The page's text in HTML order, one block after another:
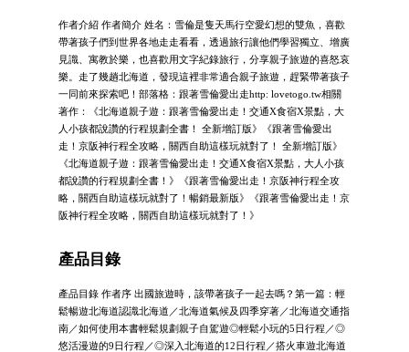
作者介紹 作者簡介 姓名：雪倫是隻天馬行空愛幻想的雙魚，喜歡
帶著孩子們到世界各地走走看看，透過旅行讓他們學習獨立、增廣
見識、寓教於樂，也喜歡用文字紀錄旅行，分享親子旅遊的喜怒哀
樂。走了幾趟北海道，發現這裡非常適合親子旅遊，趕緊帶著孩子
一同前來探索吧！部落格：跟著雪倫愛出走http: lovetogo.tw相關
著作：《北海道親子遊：跟著雪倫愛出走！交通X食宿X景點，大
人小孩都說讚的行程規劃全書！ 全新增訂版》《跟著雪倫愛出
走！京阪神行程全攻略，關西自助這樣玩就對了！ 全新增訂版》
《北海道親子遊：跟著雪倫愛出走！交通X食宿X景點，大人小孩
都說讚的行程規劃全書！》《跟著雪倫愛出走！京阪神行程全攻
略，關西自助這樣玩就對了！暢銷最新版》《跟著雪倫愛出走！京
阪神行程全攻略，關西自助這樣玩就對了！》
產品目錄
產品目錄 作者序 出國旅遊時，該帶著孩子一起去嗎？第一篇：輕
鬆暢遊北海道認識北海道／北海道氣候及四季穿著／北海道交通指
南／如何使用本書輕鬆規劃親子自駕遊◎輕鬆小玩的5日行程／◎
悠活漫遊的9日行程／◎深入北海道的12日行程／搭火車遊北海道